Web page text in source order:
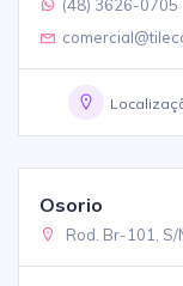
(48) 3626-0705
Osorio
Rod. Br-101,